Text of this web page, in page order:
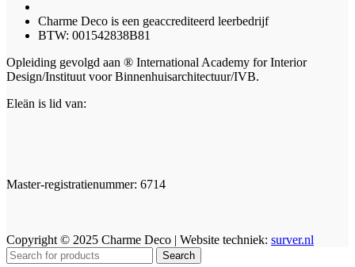
Charme Deco is een geaccrediteerd leerbedrijf
BTW: 001542838B81
Opleiding gevolgd aan ® International Academy for Interior
Design/Instituut voor Binnenhuisarchitectuur/IVB.
Eleän is lid van:
Master-registratienummer: 6714
Copyright © 2025 Charme Deco | Website techniek: surver.nl
Search